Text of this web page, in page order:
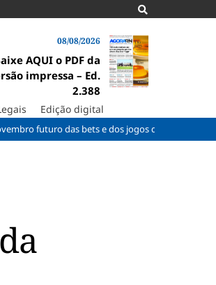
08/08/2026
AQUI o PDF da
impressa – Ed.
2.388
Edição digital
das bets e dos jogos de azar